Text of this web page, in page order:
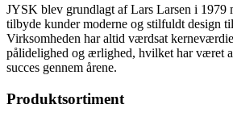
JYSK blev grundlagt af Lars Larsen i 1979
tilbyde kunder moderne og stilfuldt design
Virksomheden har altid værdsat
pålidelighed og ærlighed, hvilket har været
succes gennem årene.
Produktsortiment